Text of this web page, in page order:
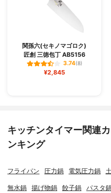
関孫六(セキノマゴロク)
匠創 三徳包丁 AB5156
3.74(8)
¥2,845
キッチンタイマー関連
ンキング
フライパン 圧力鍋 電気圧力鍋
無水鍋 揚げ物鍋 餃子鍋 パスタ